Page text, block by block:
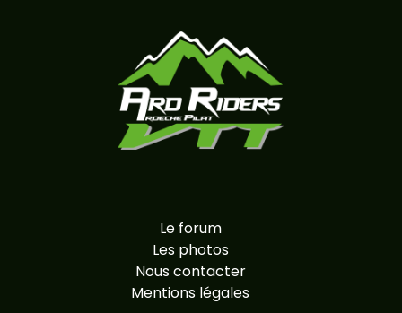
Le forum
Les photos
Nous contacter
Mentions légales